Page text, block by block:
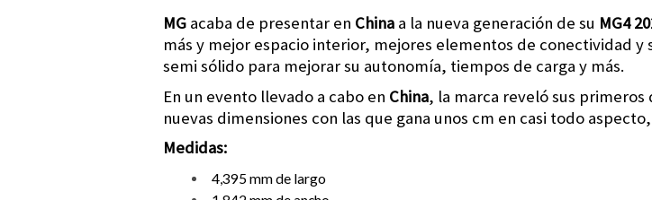
MG acaba de presentar en China a la nueva generación de su MG4
más y mejor espacio interior, mejores elementos de conectividad
semi sólido para mejorar su autonomía, tiempos de carga y más.
En un evento llevado a cabo en China, la marca reveló sus
nuevas dimensiones con las que gana unos cm en casi todo
Medidas:
4,395 mm de largo